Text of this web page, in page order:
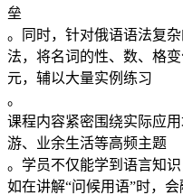
垒
。同时，针对俄语语法复
法，将名词的性、数、格
元，辅以大量实例练习
。
课程内容紧密围绕实际应
游、业余生活等高频主题
。学员不仅能学到语言知
如在讲解“问候用语”时，